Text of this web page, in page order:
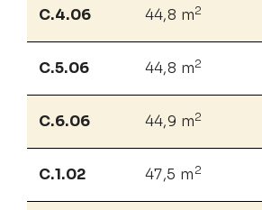
C.4.06 44,8 m2
C.5.06 44,8 m2
C.6.06 44,9 m2
C.1.02 47,5 m 2